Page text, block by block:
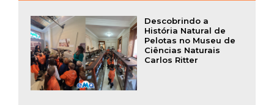
Descobrindo a
História Natural de
Pelotas no Museu de
Ciências Naturais
Carlos Ritter